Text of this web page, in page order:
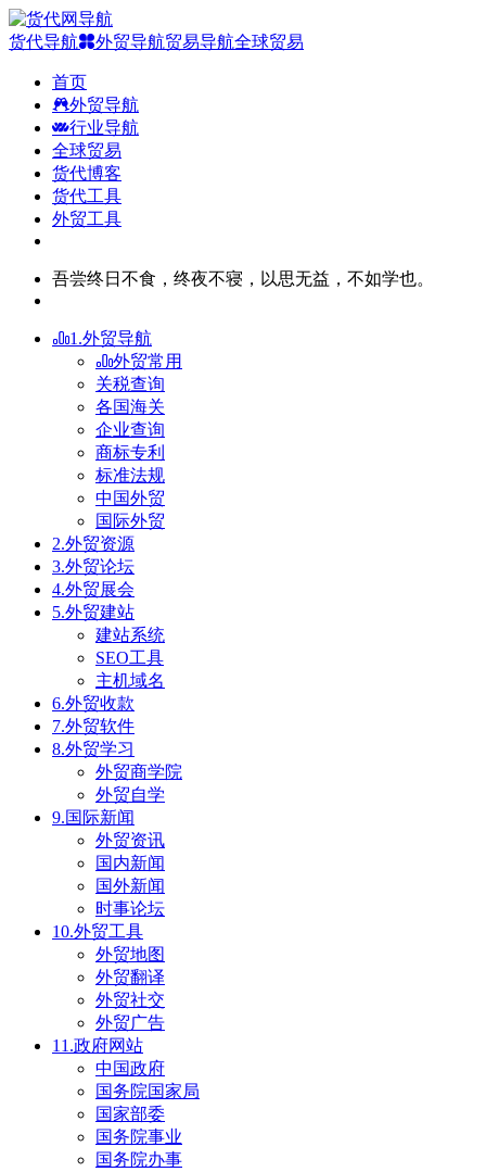
货代导航 外贸导航贸易导航全球贸易
首页
外贸导航
行业导航
全球贸易
货代博客
货代工具
外贸工具
吾尝终日不食，终夜不寝，以思无益，不如学也。
1.外贸导航
外贸常用
关税查询
各国海关
企业查询
商标专利
标准法规
中国外贸
国际外贸
2.外贸资源
3.外贸论坛
4.外贸展会
5.外贸建站
建站系统
SEO工具
主机域名
6.外贸收款
7.外贸软件
8.外贸学习
外贸商学院
外贸自学
9.国际新闻
外贸资讯
国内新闻
国外新闻
时事论坛
10.外贸工具
外贸地图
外贸翻译
外贸社交
外贸广告
11.政府网站
中国政府
国务院国家局
国家部委
国务院事业
国务院办事